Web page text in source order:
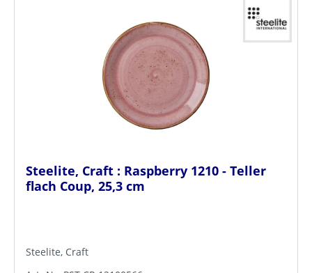
Steelite, Craft : Raspberry 1210 - Teller
flach Coup, 25,3 cm
Steelite, Craft